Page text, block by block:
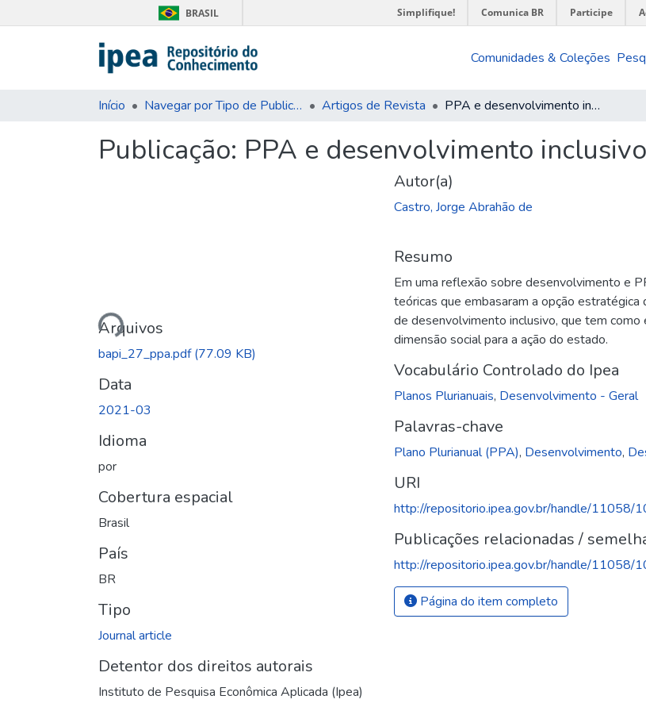
BRASIL Simplifique! Comunica BR Participe
Comunidades & Coleções
Início Navegar por Tipo de Publicação Artigos de Revista PPA e desenvolvimento inclusivo
Publicação: PPA e desenvolvimento inclusivo
Carregando...
Arquivos
bapi_27_ppa.pdf(77.09 KB)
Data
2021-03
Idioma
por
Cobertura espacial
Brasil
País
BR
Tipo
Journal article
Detentor dos direitos autorais
Instituto de Pesquisa Econômica Aplicada (Ipea)
Autor(a)
Castro, Jorge Abrahão de
Resumo
Em uma reflexão sobre desenvolvimento e
teóricas que embasaram a opção
de desenvolvimento inclusivo, que tem
dimensão social para a ação do estado.
Vocabulário Controlado do Ipea
Planos Plurianuais, Desenvolvimento - Geral
Palavras-chave
Plano Plurianual (PPA), Desenvolvimento,
URI
http://repositorio.ipea.gov.br/handle/11058/
Publicações relacionadas /
http://repositorio.ipea.gov.br/handle/11058/
Página do item completo